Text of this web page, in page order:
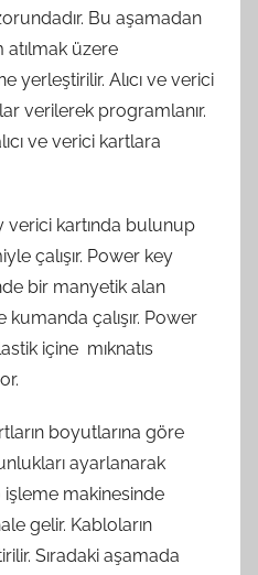
Bu aşamadan
üzere
yerleştirilir. Alıcı ve verici
verilerek programlanır.
ve verici kartlara
verici kartında bulunup
çalışır. Power key
bir manyetik alan
çalışır. Power
içine mıknatıs
boyutlarına göre
ayarlanarak
işleme makinesinde
gelir. Kabloların
Sıradaki aşamada